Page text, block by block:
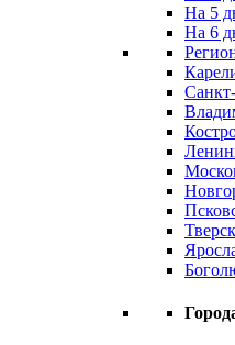
На 5
На 6